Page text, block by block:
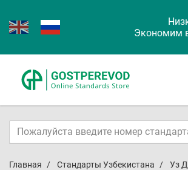
Экономим
Главная Стандарты Узбекистана
Уз